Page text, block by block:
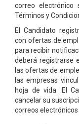
correo electrónico
Términos y
El Candidato
con ofertas de
para recibir
deberá registrarse
las ofertas de
las empresas
hoja de vida. El
cancelar su
correos